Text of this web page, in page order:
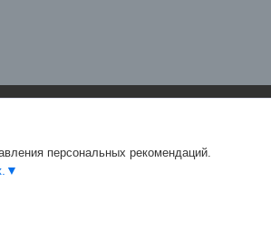
персональных рекомендаций.